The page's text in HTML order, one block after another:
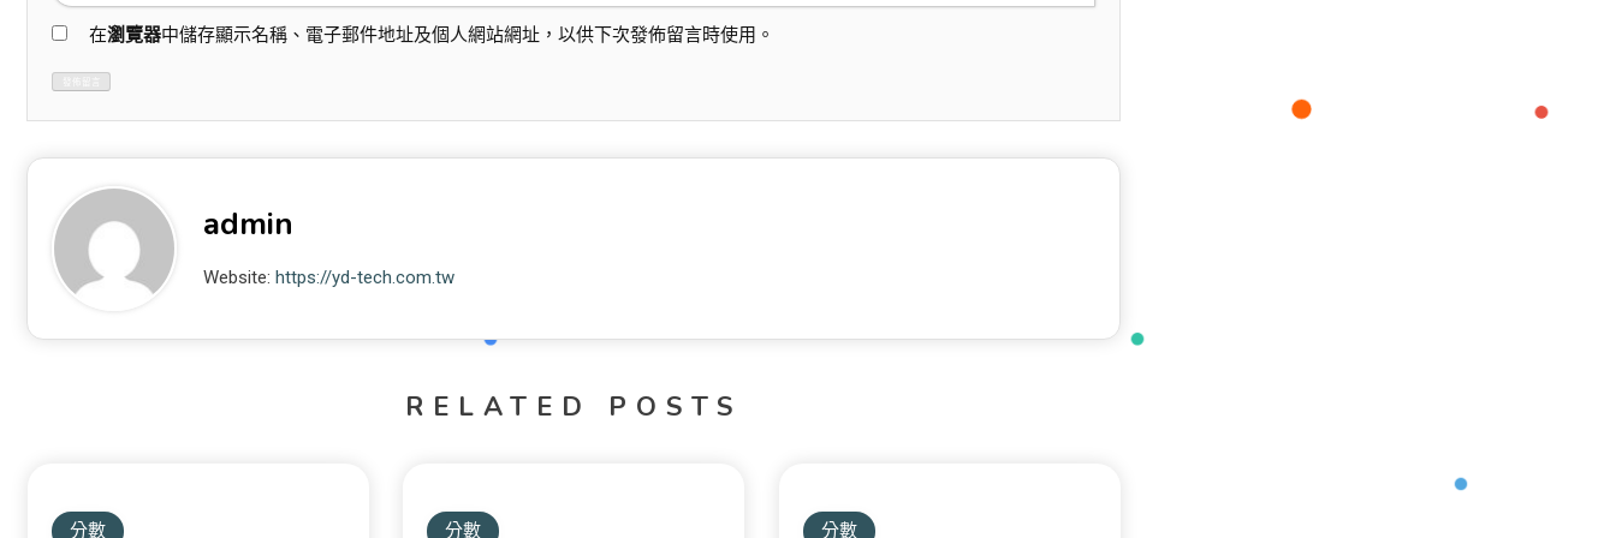
在瀏覽器中儲存顯示名稱、電子郵件地址及個人網站網址，以供下次發佈留言時使用。
admin
Website: https://yd-tech.com.tw
RELATED POSTS
分數 分數 分數